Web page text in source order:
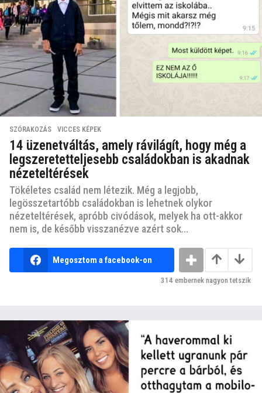
SZÓRAKOZÁS ,VICCES KÉPEK
14 üzenetváltás, amely rávilágít, hogy még a
legszeretetteljesebb családokban is akadnak
nézeteltérések
Tökéletes család nem létezik. Még a legjobb,
legösszetartóbb családokban is lehetnek olykor
nézeteltérések, apróbb civódások, melyek ha ott-akkor
nem is, de később visszanézve azért sok...
Megosztom a facebook-on
314 embernek nagyon tetszik